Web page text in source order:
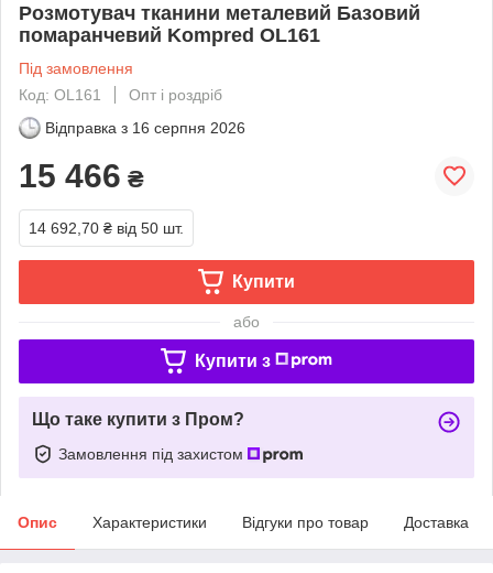
Розмотувач тканини металевий Базовий
помаранчевий Kompred OL161
Під замовлення
Код: OL161
Опт і роздріб
Відправка з 16 серпня 2026
15 466 ₴
14 692,70 ₴ від 50 шт.
Купити
або
Купити з
Що таке купити з Пром?
Замовлення під захистом
Опис Характеристики Відгуки про товар Доставка